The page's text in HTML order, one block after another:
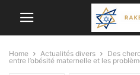
Home Actualités divers
Des
entre l’obésité maternelle et les